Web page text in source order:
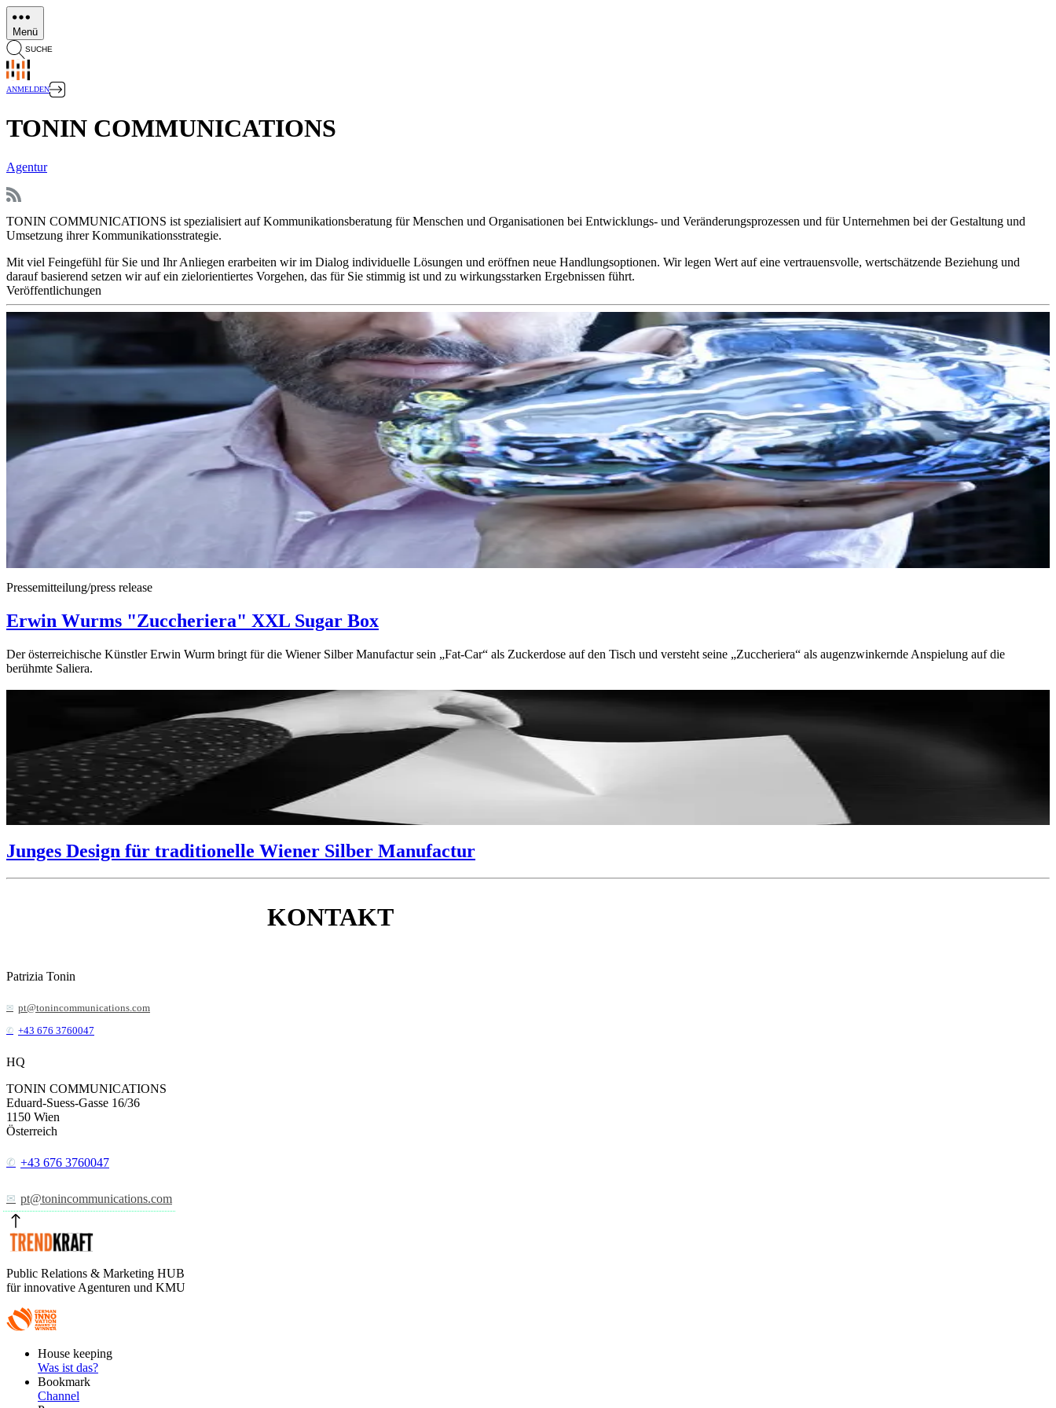
Direkt
zum
Inhalt
Menü
SUCHE
ANMELDEN
TONIN COMMUNICATIONS
Agentur
TONIN COMMUNICATIONS ist spezialisiert auf Kommunikationsberatung für Menschen und Organisationen bei Entwicklungs- und Veränderungsprozessen und für Unternehmen bei der Gestaltung und
Umsetzung ihrer Kommunikationsstrategie.
Mit viel Feingefühl für Sie und Ihr Anliegen erarbeiten wir im Dialog individuelle Lösungen und eröffnen neue Handlungsoptionen. Wir legen Wert auf eine vertrauensvolle, wertschätzende Beziehung und
darauf basierend setzen wir auf ein zielorientiertes Vorgehen, das für Sie stimmig ist und zu wirkungsstarken Ergebnissen führt.
Veröffentlichungen
Pressemitteilung/press release
Erwin Wurms "Zuccheriera" XXL Sugar Box
Der österreichische Künstler Erwin Wurm bringt für die Wiener Silber Manufactur sein „Fat-Car“ als Zuckerdose auf den Tisch und versteht seine „Zuccheriera“ als augenzwinkernde Anspielung auf die
berühmte Saliera.
Junges Design für traditionelle Wiener Silber Manufactur
KONTAKT
Patrizia Tonin
pt@tonincommunications.com
+43 676 3760047
HQ
TONIN COMMUNICATIONS
Eduard-Suess-Gasse 16/36
1150 Wien
Österreich
+43 676 3760047
pt@tonincommunications.com
Public Relations & Marketing HUB
für innovative Agenturen und KMU
FooterHouse keeping
Was ist das?
Bookmark
Channel